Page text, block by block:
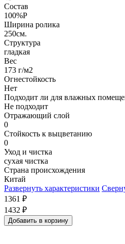
Состав
100%P
Ширина ролика
250см.
Структура
гладкая
Вес
173 г/м2
Огнестойкость
Нет
Подходит ли для влажных
Не подходит
Отражающий слой
0
Стойкость к выцветанию
0
Уход и чистка
сухая чистка
Страна происхождения
Китай
Развернуть характеристики
1361 ₽
1432 ₽
Добавить в корзину